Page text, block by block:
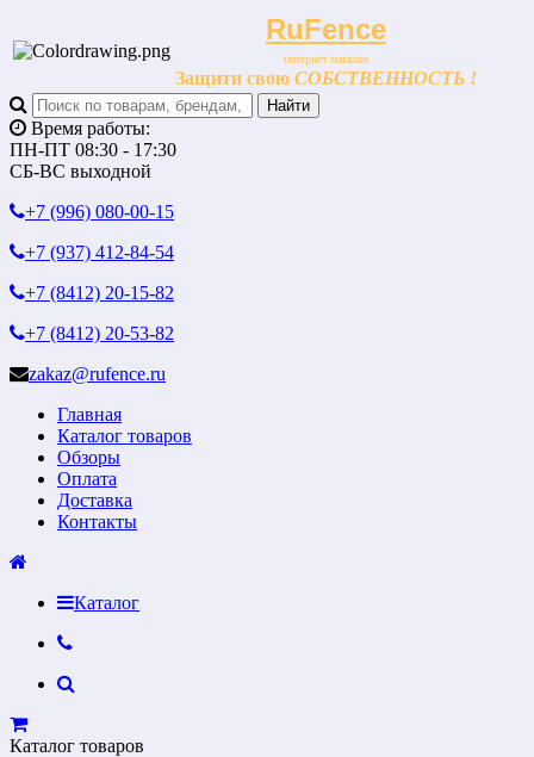
RuFence
интернет магазин
Защити свою СОБСТВЕННОСТЬ !
Время работы:
ПН-ПТ 08:30 - 17:30
СБ-ВС выходной
+7 (996) 080-00-15
+7 (937) 412-84-54
+7 (8412) 20-15-82
+7 (8412) 20-53-82
zakaz@rufence.ru
Главная
Каталог товаров
Обзоры
Оплата
Доставка
Контакты
Каталог
Каталог товаров